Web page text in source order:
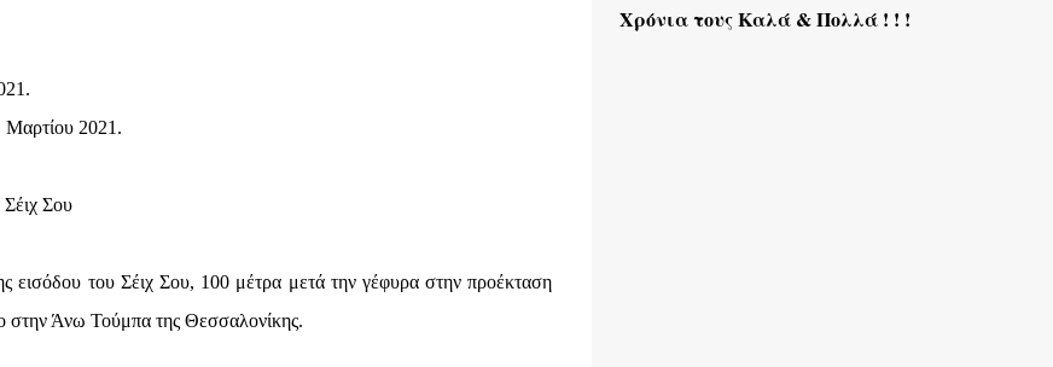
Μαρτίου 2021.
Σου
εισόδου του Σέιχ Σου, 100 μέτρα μετά την γέφυρα στην προέκταση
στην Άνω Τούμπα της Θεσσαλονίκης.
Χρόνια τους Καλά & Πολλά ! ! !